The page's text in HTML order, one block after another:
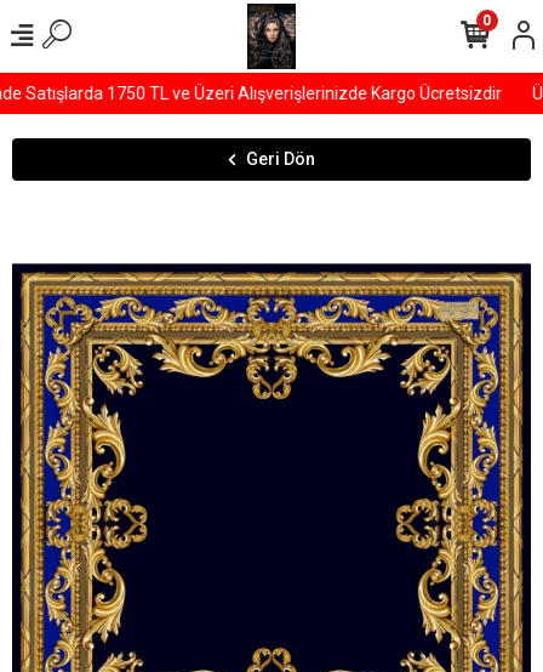
1750 TL ve Üzeri Alışverişlerinizde Kargo Ücretsizdir
0
Geri Dön